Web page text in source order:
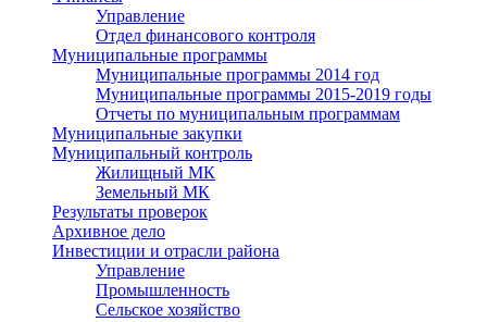
Управление
Отдел финансового контроля
Муниципальные программы
Муниципальные программы 2014 год
Муниципальные программы 2015-2019 годы
Отчеты по муниципальным программам
Муниципальные закупки
Муниципальный контроль
Жилищный МК
Земельный МК
Результаты проверок
Архивное дело
Инвестиции и отрасли района
Управление
Промышленность
Сельское хозяйство